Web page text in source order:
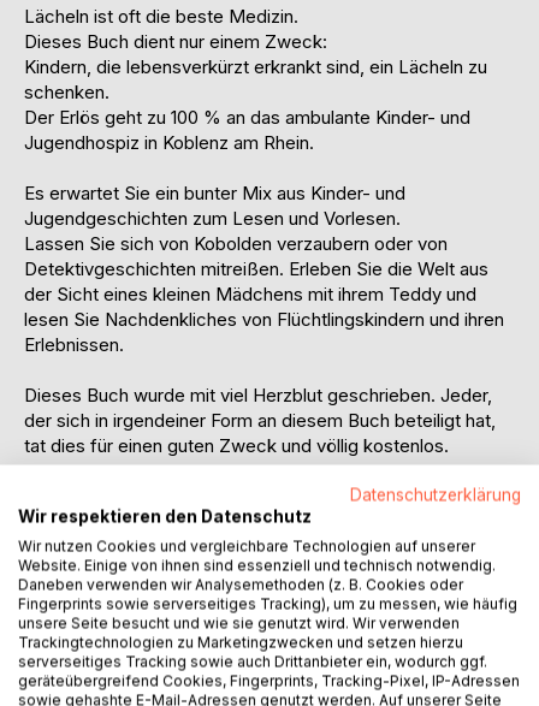
Lächeln ist oft die beste Medizin.
Dieses Buch dient nur einem Zweck:
Kindern, die lebensverkürzt erkrankt sind, ein Lächeln zu
schenken.
Der Erlös geht zu 100 % an das ambulante Kinder- und
Jugendhospiz in Koblenz am Rhein.
Es erwartet Sie ein bunter Mix aus Kinder- und
Jugendgeschichten zum Lesen und Vorlesen.
Lassen Sie sich von Kobolden verzaubern oder von
Detektivgeschichten mitreißen. Erleben Sie die Welt aus
der Sicht eines kleinen Mädchens mit ihrem Teddy und
lesen Sie Nachdenkliches von Flüchtlingskindern und ihren
Erlebnissen.
Dieses Buch wurde mit viel Herzblut geschrieben. Jeder,
der sich in irgendeiner Form an diesem Buch beteiligt hat,
tat dies für einen guten Zweck und völlig kostenlos.
Löwenstark, so müssen die Kinder und Jugendlichen sein,
die an einer tödlichen Krankheit leiden. Ebenso wie ihre
Eltern, Geschwister und alle anderen Menschen, die davon
betroffen sind. Jeder der selbst Familie und Kinder hat,
wird dies nachvollziehen können.
Also welche Qual muss es wohl sein, wenn man vom Arzt
erfährt, dass sein eigenes Kind an einer tödlichen Krankheit
leidet? Wie schlimm muss es sein, mit dem Wissen zu
Datenschutzerklärung
Wir respektieren den Datenschutz
Wir nutzen Cookies und vergleichbare Technologien auf unserer
Website. Einige von ihnen sind essenziell und technisch notwendig.
Daneben verwenden wir Analysemethoden (z. B. Cookies oder
Fingerprints sowie serverseitiges Tracking), um zu messen, wie häufig
unsere Seite besucht und wie sie genutzt wird. Wir verwenden
Trackingtechnologien zu Marketingzwecken und setzen hierzu
serverseitiges Tracking sowie auch Drittanbieter ein, wodurch ggf.
geräteübergreifend Cookies, Fingerprints, Tracking-Pixel, IP-Adressen
sowie gehashte E-Mail-Adressen genutzt werden. Auf unserer Seite